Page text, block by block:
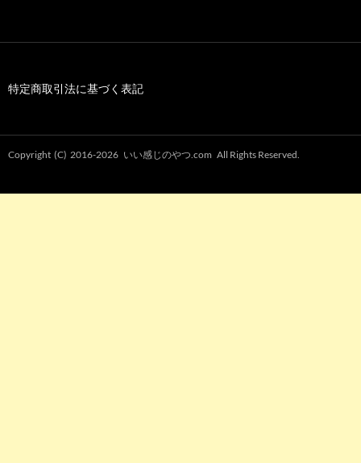
特定商取引法に基づく表記
Copyright (C) 2016-2026 いい感じのやつ.com All Rights Reserved.